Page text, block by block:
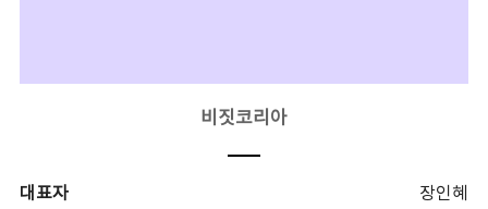
비짓코리아
대표자
장인혜